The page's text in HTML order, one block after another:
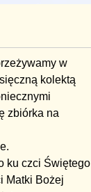
w
kolektą
zbiórka na
ku czci Świętego
Matki Bożej